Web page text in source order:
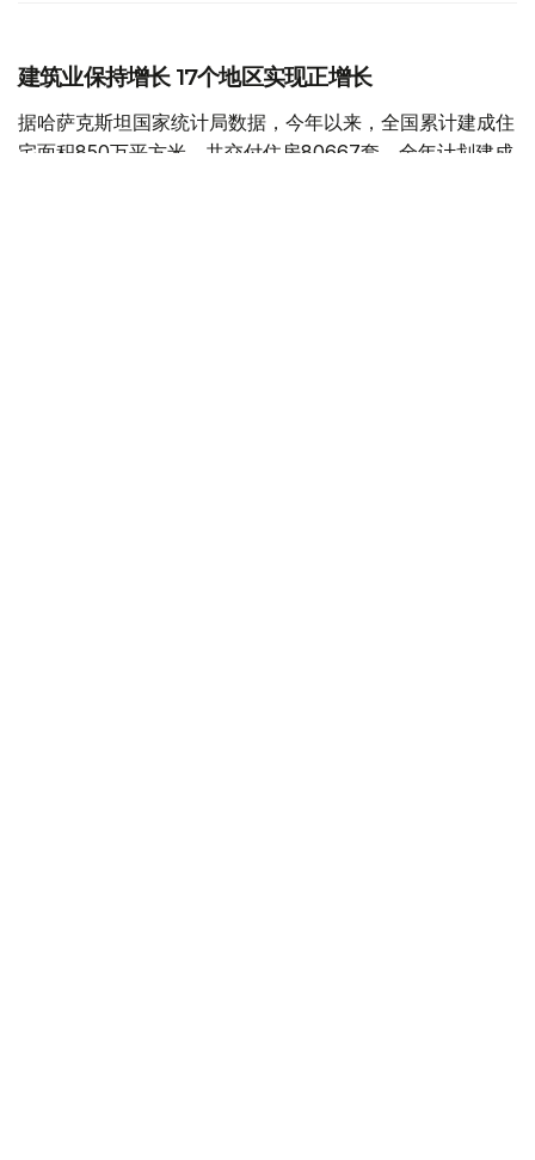
建筑业保持增长 17个地区实现正增长
据哈萨克斯坦国家统计局数据，今年以来，全国累计建成住
宅面积850万平方米，共交付住房80667套，全年计划建成